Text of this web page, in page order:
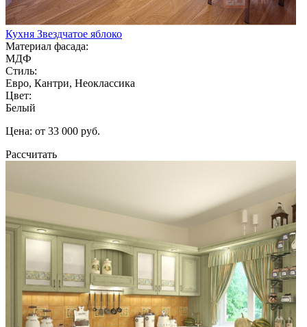
Кухня Звездчатое яблоко
Материал фасада:
МДФ
Стиль:
Евро, Кантри, Неоклассика
Цвет:
Белый
Цена: от 33 000 руб.
Рассчитать